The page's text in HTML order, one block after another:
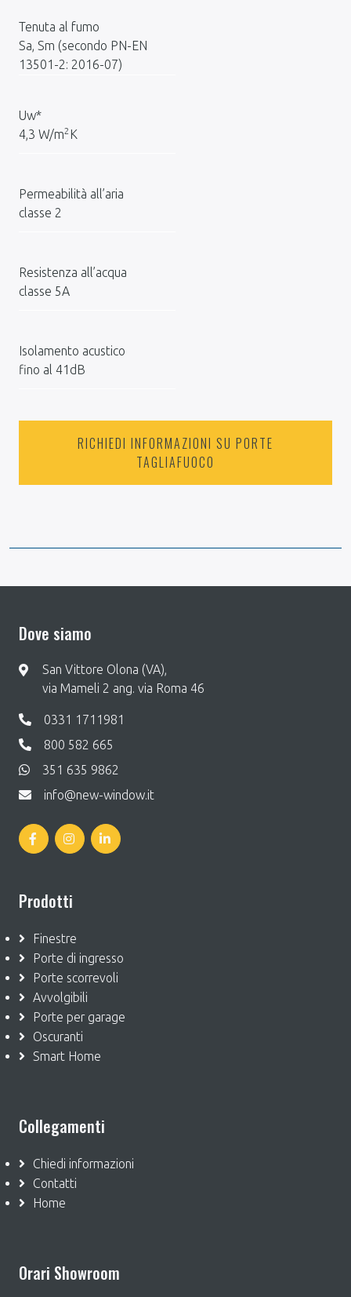
Tenuta al fumo
Sa, Sm (secondo PN-EN
13501-2: 2016-07)
Uw*
4,3 W/m2 K
Permeabilità all’aria
classe 2
Resistenza all’acqua
classe 5A
Isolamento acustico
fino al 41dB
RICHIEDI INFORMAZIONI SU PORTE
TAGLIAFUOCO
Dove siamo
San Vittore Olona (VA),
via Mameli 2 ang. via Roma 46
0331 1711981
800 582 665
351 635 9862
info@new-window.it
Prodotti
Finestre
Porte di ingresso
Porte scorrevoli
Avvolgibili
Porte per garage
Oscuranti
Smart Home
Collegamenti
Chiedi informazioni
Contatti
Home
Orari Showroom